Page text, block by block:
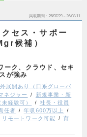
掲載期間 26/07/29～26/08/11
セス・サポー
候補）
ク、クラウド、セキ
が強み
展開あり（日系グローバ
ネジャー
新規事業・新
経験可）
社長・役員
任者
年収600万以上
リモートワーク可能
育